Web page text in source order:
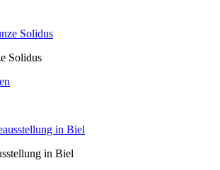
Solidus
in Biel